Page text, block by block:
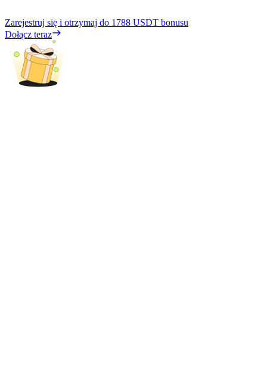
Zarejestruj się i otrzymaj do 1788 USDT bonusu
Dołącz teraz